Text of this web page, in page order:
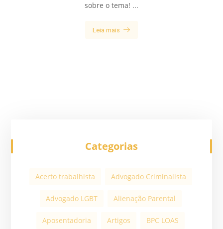
sobre o tema! ...
Leia mais
Categorias
Acerto trabalhista Advogado Criminalista
Advogado LGBT Alienação Parental
Aposentadoria Artigos BPC LOAS